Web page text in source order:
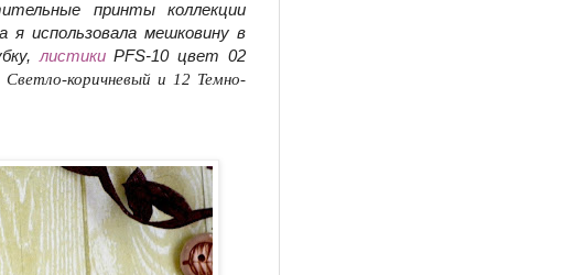
принты коллекции
использовала мешковину в
листикиPFS-10 цвет 02
Светло-коричневыйи 12 Темно-